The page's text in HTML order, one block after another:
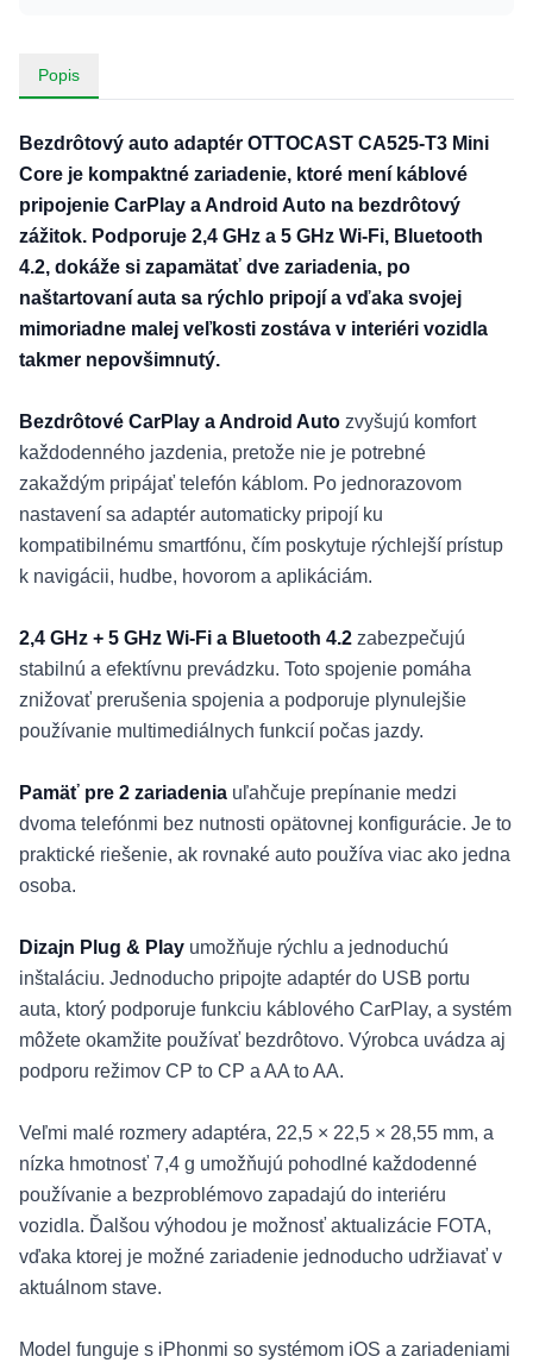
Popis
Bezdrôtový auto adaptér OTTOCAST CA525-T3 Mini
Core je kompaktné zariadenie, ktoré mení káblové
pripojenie CarPlay a Android Auto na bezdrôtový
zážitok. Podporuje 2,4 GHz a 5 GHz Wi-Fi, Bluetooth
4.2, dokáže si zapamätať dve zariadenia, po
naštartovaní auta sa rýchlo pripojí a vďaka svojej
mimoriadne malej veľkosti zostáva v interiéri vozidla
takmer nepovšimnutý.
Bezdrôtové CarPlay a Android Auto zvyšujú komfort
každodenného jazdenia, pretože nie je potrebné
zakaždým pripájať telefón káblom. Po jednorazovom
nastavení sa adaptér automaticky pripojí ku
kompatibilnému smartfónu, čím poskytuje rýchlejší prístup
k navigácii, hudbe, hovorom a aplikáciám.
2,4 GHz + 5 GHz Wi-Fi a Bluetooth 4.2 zabezpečujú
stabilnú a efektívnu prevádzku. Toto spojenie pomáha
znižovať prerušenia spojenia a podporuje plynulejšie
používanie multimediálnych funkcií počas jazdy.
Pamäť pre 2 zariadenia uľahčuje prepínanie medzi
dvoma telefónmi bez nutnosti opätovnej konfigurácie. Je to
praktické riešenie, ak rovnaké auto používa viac ako jedna
osoba.
Dizajn Plug & Play umožňuje rýchlu a jednoduchú
inštaláciu. Jednoducho pripojte adaptér do USB portu
auta, ktorý podporuje funkciu káblového CarPlay, a systém
môžete okamžite používať bezdrôtovo. Výrobca uvádza aj
podporu režimov CP to CP a AA to AA.
Veľmi malé rozmery adaptéra, 22,5 × 22,5 × 28,55 mm, a
nízka hmotnosť 7,4 g umožňujú pohodlné každodenné
používanie a bezproblémovo zapadajú do interiéru
vozidla. Ďalšou výhodou je možnosť aktualizácie FOTA,
vďaka ktorej je možné zariadenie jednoducho udržiavať v
aktuálnom stave.
Model funguje s iPhonmi so systémom iOS a zariadeniami